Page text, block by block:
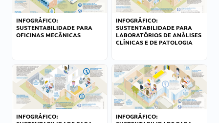
INFOGRÁFICO:
SUSTENTABILIDADE PARA
OFICINAS MECÂNICAS
INFOGRÁFICO:
SUSTENTABILIDADE PARA
LABORATÓRIOS DE ANÁLISES
CLÍNICAS E DE PATOLOGIA
INFOGRÁFICO:
INFOGRÁFICO: